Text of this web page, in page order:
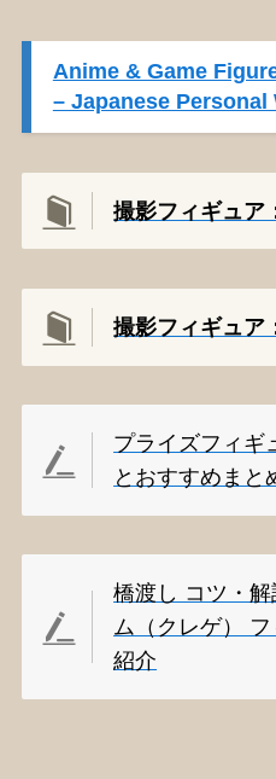
Anime & Game
– Japanese Personal
撮影フィギュア
撮影フィギュア
プライズフィギ
とおすすめまと
橋渡し コツ・
ム（クレゲ）
紹介